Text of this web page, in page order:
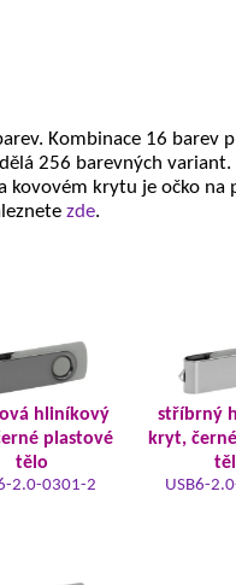
Kombinace 16 barev
256 barevných variant.
kovovém krytu je očko na
zde.
hliníkový
plastové
tělo
2.0-0301-2
stříbrný
kryt,
USB6-